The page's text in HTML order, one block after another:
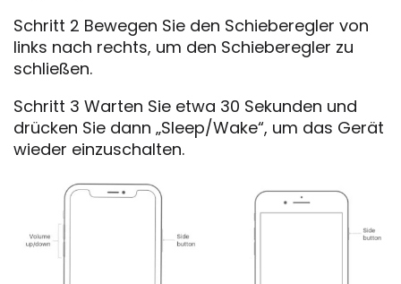
Schritt 2 Bewegen Sie den Schieberegler von
links nach rechts, um den Schieberegler zu
schließen.
Schritt 3 Warten Sie etwa 30 Sekunden und
drücken Sie dann „Sleep/Wake“, um das Gerät
wieder einzuschalten.